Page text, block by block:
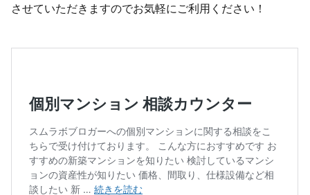
させていただきますのでお気軽にご利用ください！
個別マンション 相談カウンター